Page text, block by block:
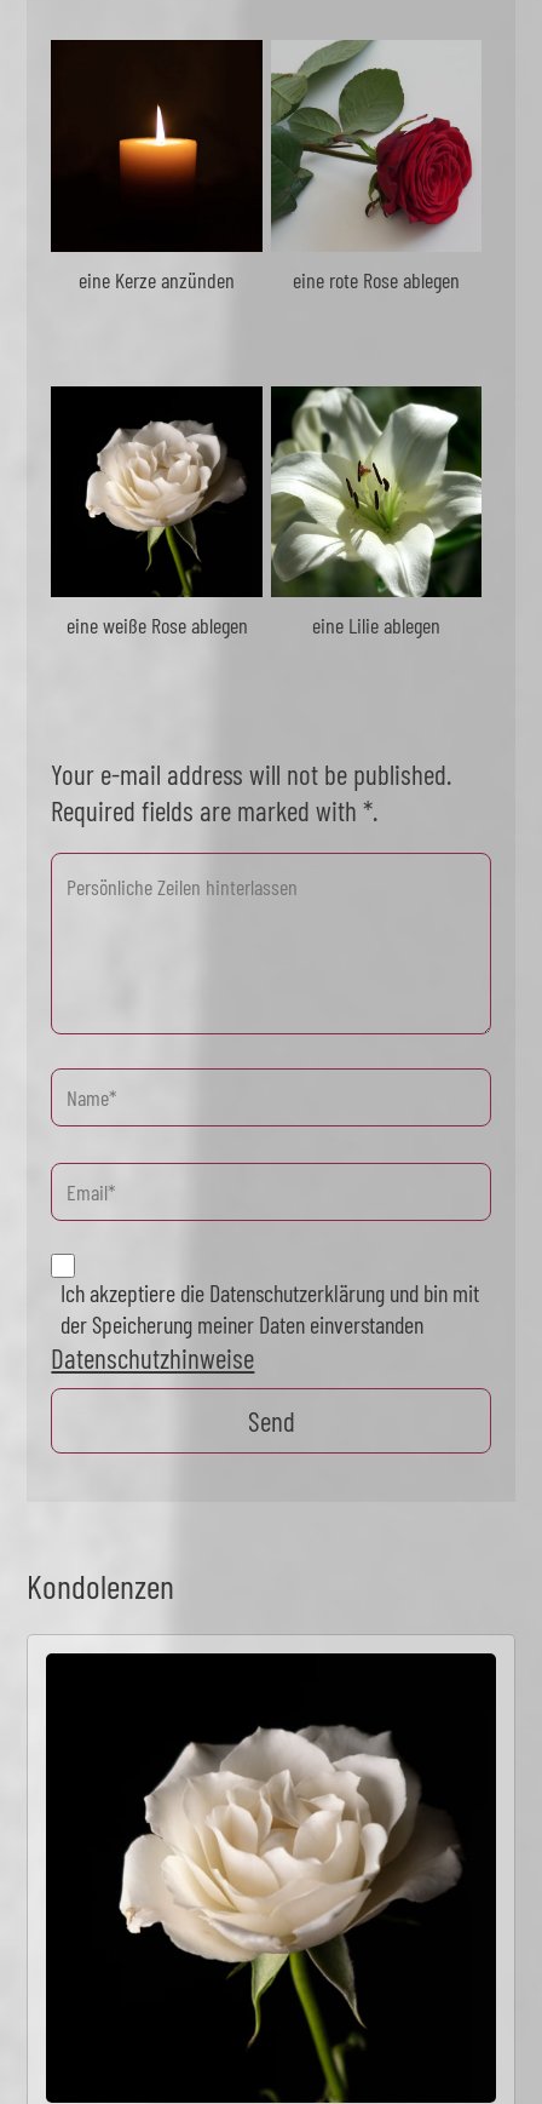
eine Kerze anzünden eine rote Rose ablegen
eine weiße Rose ablegen eine Lilie ablegen
Your e-mail address will not be published.
Required fields are marked with *.
Ich akzeptiere die Datenschutzerklärung und bin mit
der Speicherung meiner Daten einverstanden
Datenschutzhinweise
Kondolenzen